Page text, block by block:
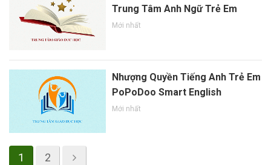
Trung Tâm Anh Ngữ Trẻ Em
Mới nhất
Nhượng Quyền Tiếng Anh Trẻ Em
PoPoDoo Smart English
Mới nhất
1 2